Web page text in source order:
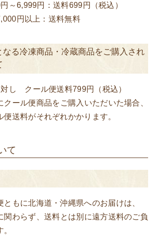
～6,999円：送料699円（税込）
円以上：送料無料
なる冷凍商品・冷蔵商品をご購入され
し クール便送料799円（税込）
クール便商品をご購入いただいた場合、
送料がそれぞれかかります。
て
ともに北海道・沖縄県へのお届けは、
関わらず、送料とは別に遠方送料のご負